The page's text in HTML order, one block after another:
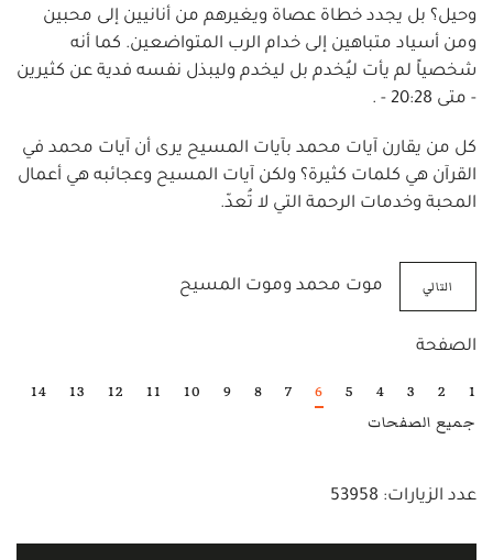
وحيل؟ بل يجدد خطاة عصاة ويغيرهم من أنانيين إلى محبين
ومن أسياد متباهين إلى خدام الرب المتواضعين. كما أنه
شخصياً لم يأت ليُخدم بل ليخدم وليبذل نفسه فدية عن كثيرين
- متى 20:28 - .
كل من يقارن آيات محمد بآيات المسيح يرى أن آيات محمد في
القرآن هي كلمات كثيرة؟ ولكن آيات المسيح وعجائبه هي أعمال
المحبة وخدمات الرحمة التي لا تُعدّ.
التالي موت محمد وموت المسيح
الصفحة
1
2
3
4
5
6
7
8
9
10
11
12
13
14
جميع الصفحات
عدد الزيارات: 53958